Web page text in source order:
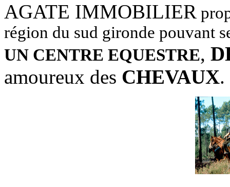
AGATE IMMOBILIER
région du sud gironde pouvant
UN CENTRE EQUESTRE,
amoureux des CHEVAUX.